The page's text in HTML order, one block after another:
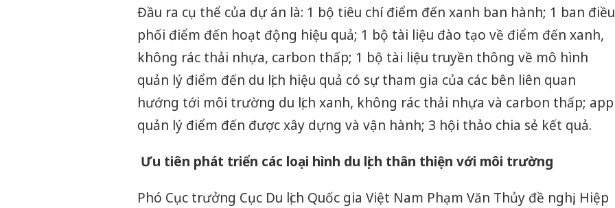
Đầu ra cụ thể của dự án là: 1 bộ tiêu chí điểm đến xanh ban hành; 1 ban điều
phối điểm đến hoạt động hiệu quả; 1 bộ tài liệu đào tạo về điểm đến xanh,
không rác thải nhựa, carbon thấp; 1 bộ tài liệu truyền thông về mô hình
quản lý điểm đến du lịch hiệu quả có sự tham gia của các bên liên quan
hướng tới môi trường du lịch xanh, không rác thải nhựa và carbon thấp; app
quản lý điểm đến được xây dựng và vận hành; 3 hội thảo chia sẻ kết quả.
Ưu tiên phát triển các loại hình du lịch thân thiện với môi trường
Phó Cục trưởng Cục Du lịch Quốc gia Việt Nam Phạm Văn Thủy đề nghị, Hiệp